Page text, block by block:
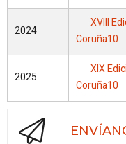
2024
XVIII
Coruña10
2025
XIX
Coruña10